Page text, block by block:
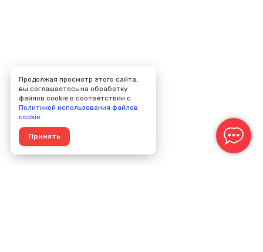
Продолжая просмотр этого сайта,
вы соглашаетесь на обработку
файлов cookie в соответствии с
Политикой использования файлов
cookie
Принять